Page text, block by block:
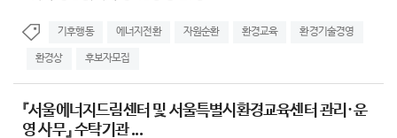
기후행동 에너지전환 자원순환 환경교육 환경기술경영
환경상 후보자모집
『서울에너지드림센터 및 서울특별시환경교육센터 관리·운
영 사무』 수탁기관 ...